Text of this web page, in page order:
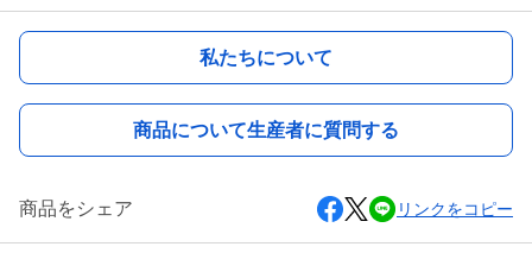
私たちについて
商品について生産者に質問する
商品をシェア リンクをコピー